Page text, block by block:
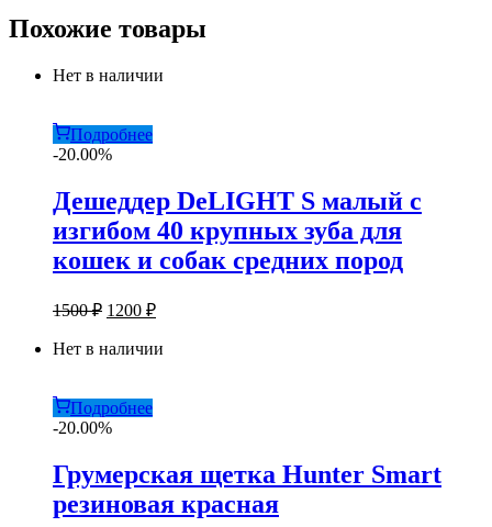
Похожие товары
Нет в наличии
Подробнее
-20.00%
Дешеддер DeLIGHT S малый с
изгибом 40 крупных зуба для
кошек и собак средних пород
1500₽ Первоначальная
составляла
1200 ₽Текущая
1200 ₽.
Нет в наличии
Подробнее
-20.00%
Грумерская щетка Hunter Smart
резиновая красная